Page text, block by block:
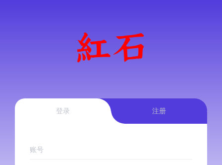
登录 注册
账号